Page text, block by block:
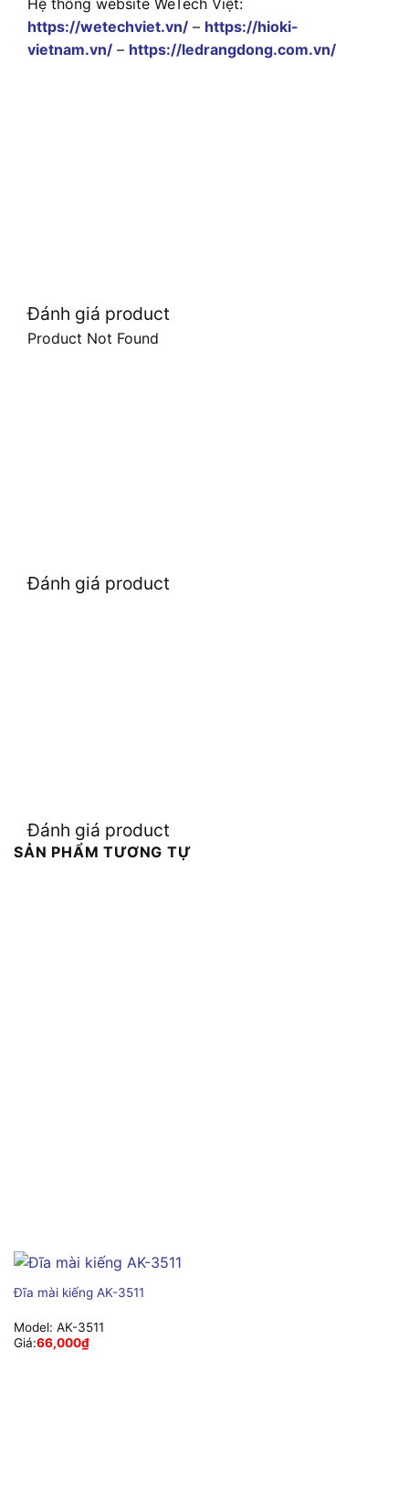
https://wetechviet.vn/ – https://hioki-
vietnam.vn/ – https://ledrangdong.com.vn/
Đánh giá product
Product Not Found
Đánh giá product
Đánh giá product
SẢN PHẨM TƯƠNG TỰ
Đĩa mài kiếng AK-3511
Model: AK-3511
Giá:66,000₫